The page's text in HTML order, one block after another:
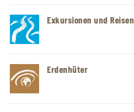
Exkursionen und Reisen
Erdenhüter